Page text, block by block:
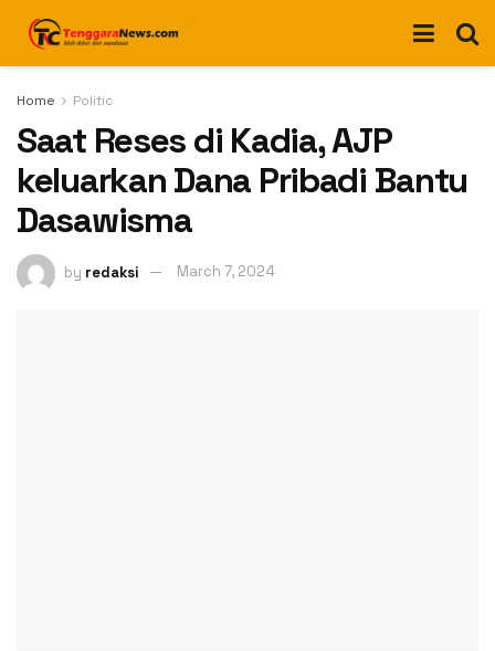
Home Politic
Saat Reses di Kadia, AJP
keluarkan Dana Pribadi Bantu
Dasawisma
by redaksi March 7, 2024